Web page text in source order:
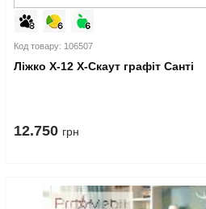
Код товару: 106507
Ліжко Х-12 X-Скаут графіт Санті
12.750 грн